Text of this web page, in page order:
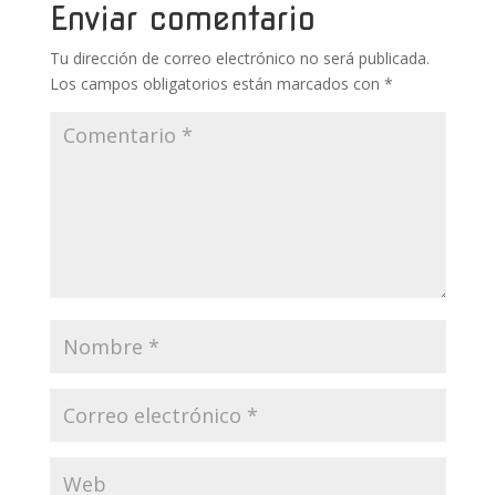
k
Enviar comentario
Tu dirección de correo electrónico no será publicada.
Los campos obligatorios están marcados con *